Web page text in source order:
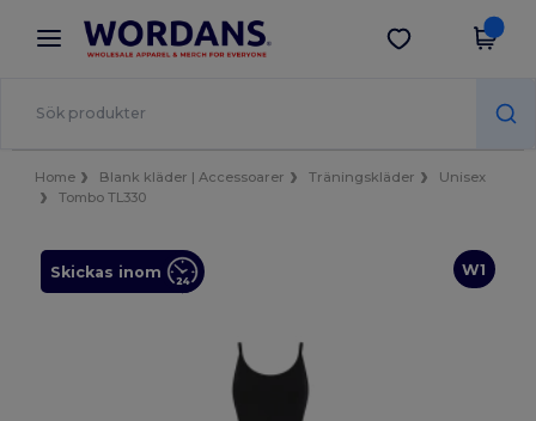
× Wordans-app
Bättre priser i appen!
Hämta app
Home Blank kläder | Accessoarer Träningskläder
Unisex
Tombo TL330
W1
Skickas inom